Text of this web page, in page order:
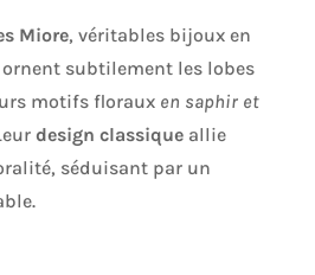
Miore, véritables bijoux en
subtilement les lobes
motifs floraux en saphir et
design classiqueallie
séduisant par un